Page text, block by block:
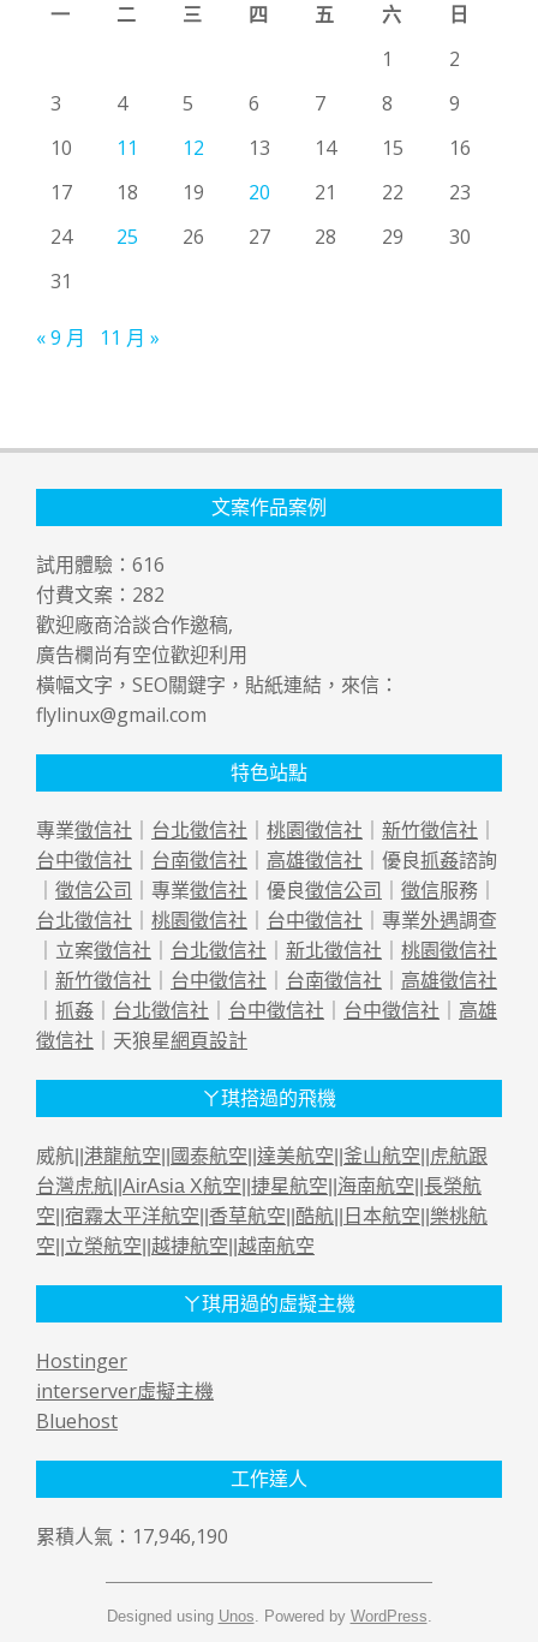
一
二 三 四 五 六
日
1
2
3
4 5 6 7 8
9
10
11 12 13 14 15
16
17
18 19 20 21 22
23
24
25 26 27 28 29
30
31
« 9 月 11 月 »
文案作品案例
試用體驗： 616
付費文案： 282
歡迎廠商洽談合作邀稿,
廣告欄尚有空位歡迎利用
橫幅文字，SEO關鍵字，貼紙連結，來信：
flylinux@gmail.com
特色站點
專業徵信社 台北徵信社 桃園徵信社 新竹徵信社
台中徵信社
台南徵信社 高雄徵信社 ｜優良抓姦諮詢
徵信公司 ｜專業徵信社 ｜優良徵信公司 徵信服務｜
台北徵信社
桃園徵信社 台中徵信社 ｜專業外遇調查
｜立案徵信社 台北徵信社 新北徵信社
桃園徵信社
新竹徵信社 台中徵信社 台南徵信社
高雄徵信社
抓姦 台北徵信社 台中徵信社 台中徵信社
高雄
徵信社 ｜天狼星網頁設計
ㄚ琪搭過的飛機
威航|| 港龍航空 國泰航空 達美航空 釜山航空
虎航跟
台灣虎航 AirAsia X航空 捷星航空 海南航空 長榮航
空 宿霧太平洋航空 香草航空 酷航 日本航空 樂桃航
空 立榮航空 越捷航空 越南航空
ㄚ琪用過的虛擬主機
Hostinger
interserver虛擬主機
Bluehost
工作達人
累積人氣：17,946,190
Designed using Unos. Powered by WordPress.